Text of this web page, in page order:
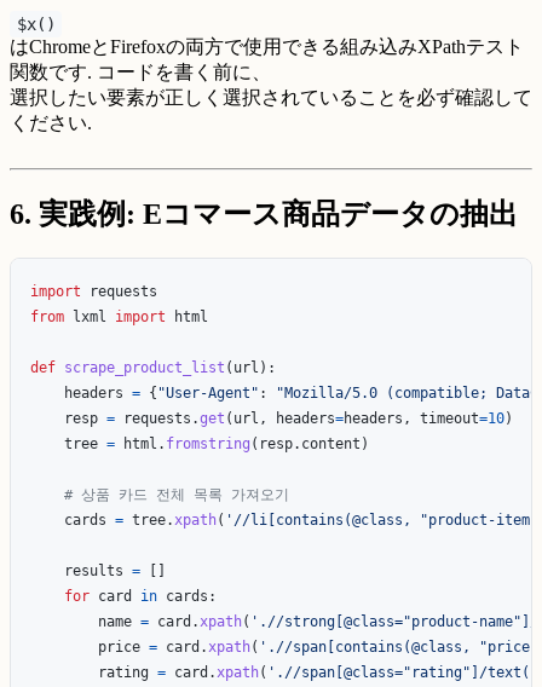
$x()
はChromeとFirefoxの両方で使用できる組み込みXPathテスト
関数です. コードを書く前に、
選択したい要素が正しく選択されていることを必ず確認して
ください.
6. 実践例: Eコマース商品データの抽出
import
requests
from lxml import html
def scrape_product_list ( url ):
headers = { "User-Agent " : "Mozilla/5.0 (compatible;
resp = requests .get ( url , headers=headers , timeout=10)
tree = html . fromstring ( resp. content )
cards = tree. xpath( ' //li[contains(@class, "product-item
results =
[]
for card in cards :
name = card . xpath( ' .//strong[@class="product-name" ]/
price = card . xpath( ' .//span[contains(@class, "price
rating = card . xpath( ' .//span[@class=" rating" ]/text()